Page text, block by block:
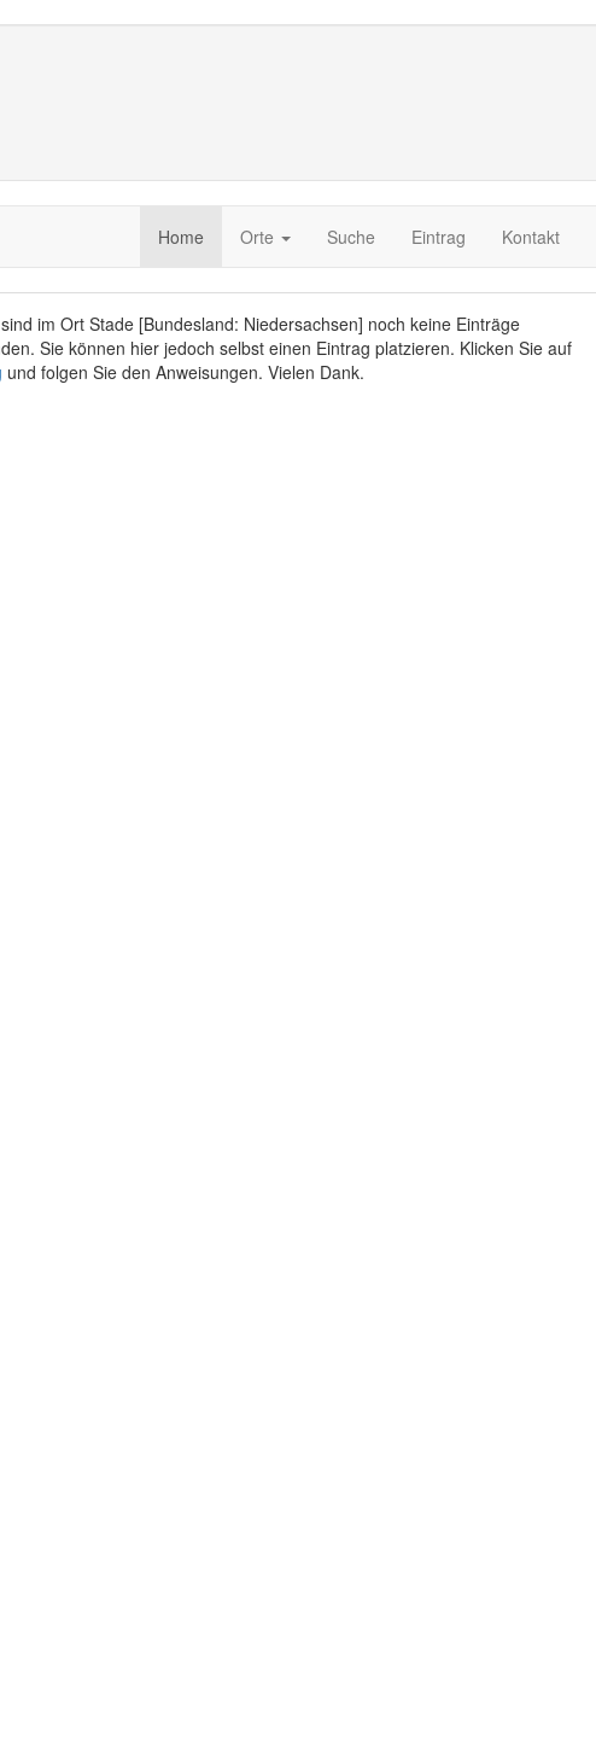
Home Orte Suche Eintrag Kontakt
im Ort Stade [Bundesland: Niedersachsen] noch keine Einträge
Sie können hier jedoch selbst einen Eintrag platzieren. Klicken Sie auf
und folgen Sie den Anweisungen. Vielen Dank.